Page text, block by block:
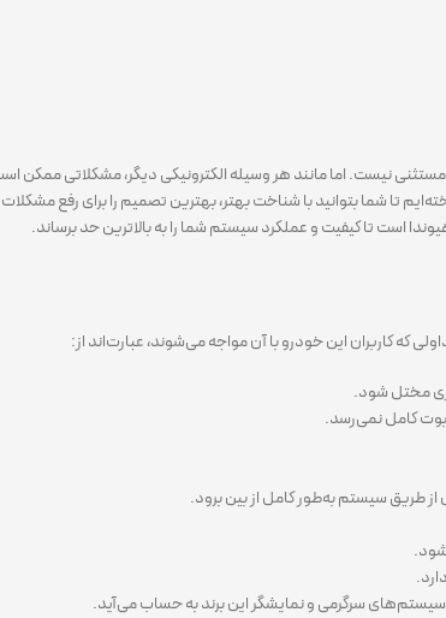
نیست. اما مانند هر وسیله الکترونیکی دیگر، مشکلاتی ممکن
تا شما بتوانید با شناخت بهتر، بهترین تصمیم را برای رفع
است تا کیفیت و عملکرد سیستم شما را به بالاترین حد برساند.
کاربران این خودرو با آن مواجه می‌شوند، عبارت‌اند از:
مختل شود.
کامل نمی‌رسد.
طریق سیستم به‌طور کامل از بین برود.
سیستم‌های سرگرمی و نمایشگر این برند به حساب می‌آید.